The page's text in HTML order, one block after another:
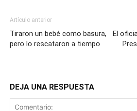
Artículo anterior
Tiraron un bebé como basura,
pero lo rescataron a tiempo
El
DEJA UNA RESPUESTA